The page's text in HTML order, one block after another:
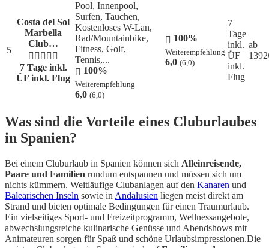
5
Costa del Sol
Marbella
Club…
7 Tage inkl.
ÜF inkl. Flug
Pool, Innenpool,
Surfen, Tauchen,
Kostenloses W-Lan,
Rad/Mountainbike,
Fitness, Golf,
Tennis,...
100%
Weiterempfehlung
6,0 (6,0)
100%
Weiterempfehlung
6,0 (6,0)
7
Tage
inkl.
ÜF
inkl.
Flug
ab
1392
Was sind die Vorteile eines Cluburlaubes
in Spanien?
Bei einem Cluburlaub in Spanien können sich Alleinreisende,
Paare und Familien rundum entspannen und müssen sich um
nichts kümmern. Weitläufige Clubanlagen auf den Kanaren und
Balearischen Inseln sowie in Andalusien liegen meist direkt am
Strand und bieten optimale Bedingungen für einen Traumurlaub.
Ein vielseitiges Sport- und Freizeitprogramm, Wellnessangebote,
abwechslungsreiche kulinarische Genüsse und Abendshows mit
Animateuren sorgen für Spaß und schöne Urlaubsimpressionen.Die